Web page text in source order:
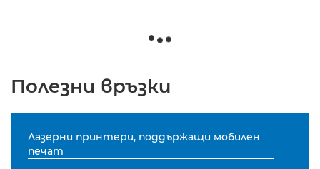
Полезни връзки
Лазерни принтери, поддържащи мобилен
печат